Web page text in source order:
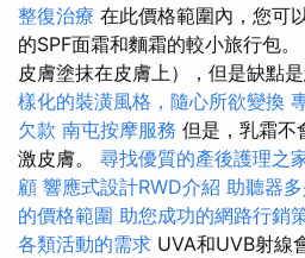
整復治療 在此價格範圍內，您可
的SPF面霜和麵霜的較小旅行包
皮膚塗抹在皮膚上），但是缺點
樣化的裝潢風格，隨心所欲變換
欠款 南屯按摩服務 但是，乳霜不
激皮膚。 尋找優質的產後護理之
顧 響應式設計RWD介紹 助聽器
的價格範圍 助您成功的網路行銷
各類活動的需求 UVA和UVB射線